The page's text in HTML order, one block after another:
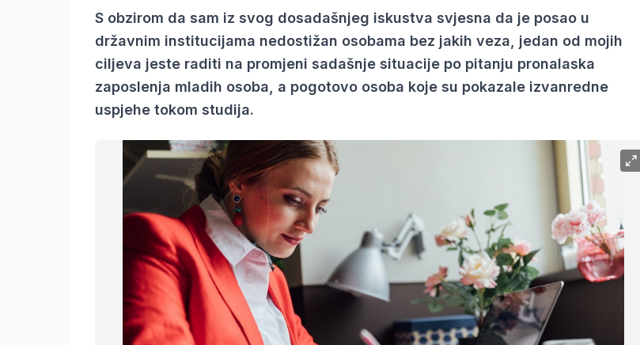
S obzirom da sam iz svog dosadašnjeg iskustva svjesna da je posao u
državnim institucijama nedostižan osobama bez jakih veza, jedan od mojih
ciljeva jeste raditi na promjeni sadašnje situacije po pitanju pronalaska
zaposlenja mladih osoba, a pogotovo osoba koje su pokazale izvanredne
uspjehe tokom studija.